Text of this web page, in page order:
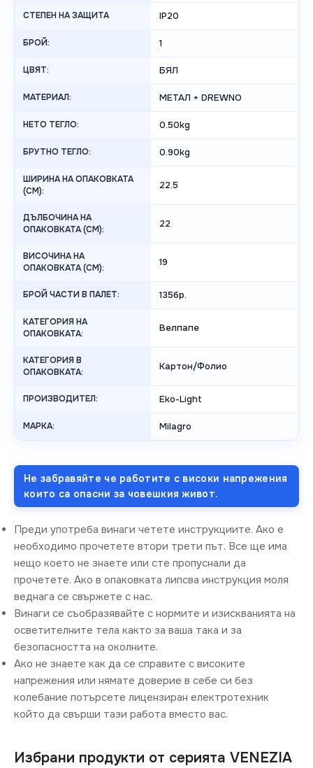
СТЕПЕН НА ЗАЩИТА IP20
БРОЙ: 1
ЦВЯТ: БЯЛ
МАТЕРИАЛ: МЕТАЛ + DREWNO
НЕТО ТЕГЛО: 0.50kg
БРУТНО ТЕГЛО: 0.90kg
ШИРИНА НА ОПАКОВКАТА
(CM):
22.5
ДЪЛБОЧИНА НА
ОПАКОВКАТА (CM):
22
ВИСОЧИНА НА
ОПАКОВКАТА (СМ):
19
БРОЙ ЧАСТИ В ПАЛЕТ: 135бр.
КАТЕГОРИЯ НА
ОПАКОВКАТА:
Велпапе
КАТЕГОРИЯ В
ОПАКОВКАТА:
Картон/Фолио
ПРОИЗВОДИТЕЛ: Eko-Light
МАРКА: Milagro
Не забравяйте че работите с високи напрежения
които са опасни за човешкия живот.
Преди употреба винаги четете инструкциите. Ако е
необходимо прочетете втори трети път. Все ще има
нещо което не знаете или сте пропуснали да
прочетете. Ако в опаковката липсва инструкция моля
веднага се свържете с нас.
Винаги се съобразявайте с нормите и изискванията на
осветителните тела както за ваша така и за
безопасността на околните.
Ако не знаете как да се справите с високите
напрежения или нямате доверие в себе си без
колебание потърсете лицензиран електротехник
който да свърши тази работа вместо вас.
Избрани продукти от серията VENEZIA